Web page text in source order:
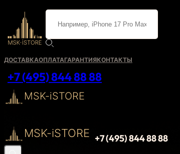
ДОСТАВКАОПЛАТАГАРАНТИЯКОНТАКТЫ
+7 (495) 844 88 88
MSK-iSTORE
MSK-iSTORE +7 (495) 844 88 88